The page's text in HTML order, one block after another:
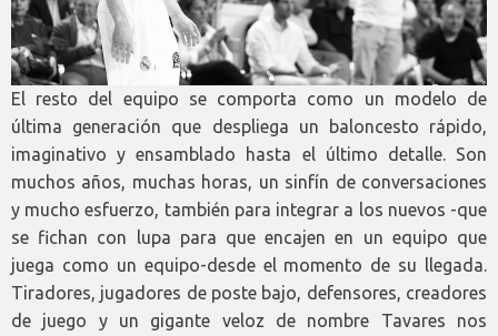
El resto del equipo se comporta como un modelo de
última generación que despliega un baloncesto rápido,
imaginativo y ensamblado hasta el último detalle. Son
muchos años, muchas horas, un sinfín de conversaciones
y mucho esfuerzo, también para integrar a los nuevos -que
se fichan con lupa para que encajen en un equipo que
juega como un equipo-desde el momento de su llegada.
Tiradores, jugadores de poste bajo, defensores, creadores
de juego y un gigante veloz de nombre Tavares nos